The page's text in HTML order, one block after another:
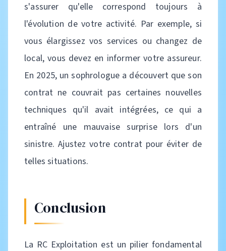
s'assurer qu'elle correspond toujours à
l'évolution de votre activité. Par exemple, si
vous élargissez vos services ou changez de
local, vous devez en informer votre assureur.
En 2025, un sophrologue a découvert que son
contrat ne couvrait pas certaines nouvelles
techniques qu'il avait intégrées, ce qui a
entraîné une mauvaise surprise lors d'un
sinistre. Ajustez votre contrat pour éviter de
telles situations.
Conclusion
La RC Exploitation est un pilier fondamental